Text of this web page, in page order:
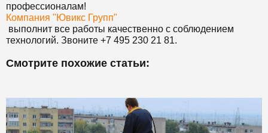
профессионалам!
Компания "Ювикс Групп"
выполнит все работы качественно с соблюдением
технологий. Звоните +7 495 230 21 81.
Смотрите похожие статьи: